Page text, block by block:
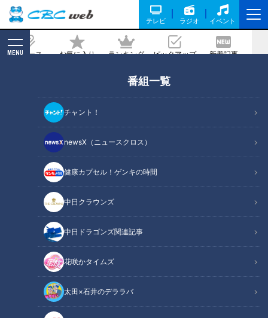
テレビ ラジオ イベント
ニュース お気に入り ランキング ピックアップ 新着記事
MENU
番組一覧
チャント！
newsX（ニュースクロス）
健康カプセル！ゲンキの時間
中日クラウンズ
中日ドラゴンズ関連記事
花咲かタイムズ
太田×石井のデララバ
上が登場 リニューアルで進化した「竹島
水族館」3つの見どころを紹介
2024/12/24 06:03